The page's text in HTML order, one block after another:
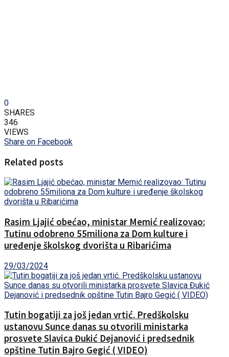
0
SHARES
346
VIEWS
Share on Facebook
Related posts
Rasim Ljajić obećao, ministar Memić realizovao:
Tutinu odobreno 55miliona za Dom kulture i
uređenje školskog dvorišta u Ribarićima
29/03/2024
Tutin bogatiji za još jedan vrtić. Predškolsku
ustanovu Sunce danas su otvorili ministarka
prosvete Slavica Đukić Dejanović i predsednik
opštine Tutin Bajro Gegić ( VIDEO)